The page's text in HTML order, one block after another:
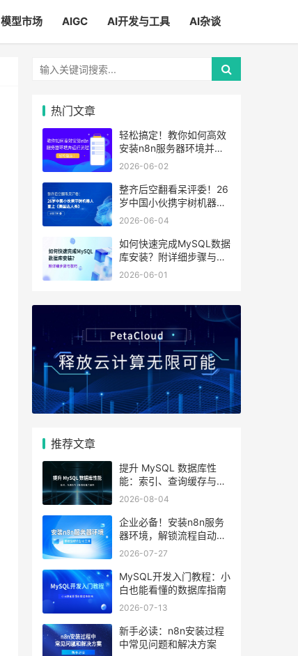
模型市场 AIGC AI开发与工具 AI杂谈
热门文章
轻松搞定！教你如何高效
安装n8n服务器环境并运
行流程
2026-06-02
整齐后空翻看呆评委！26
岁中国小伙携宇树机器人
登上《美国达人秀》
2026-06-04
如何快速完成MySQL数据
库安装？附详细步骤与技
巧
2026-06-01
推荐文章
提升 MySQL 数据库性
能：索引、查询缓存与参
数优化全解析
2026-08-04
企业必备！安装n8n服务
器环境，解锁流程自动化
工具
2026-07-27
MySQL开发入门教程：小
白也能看懂的数据库指南
2026-07-13
新手必读：n8n安装过程
中常见问题和解决方案